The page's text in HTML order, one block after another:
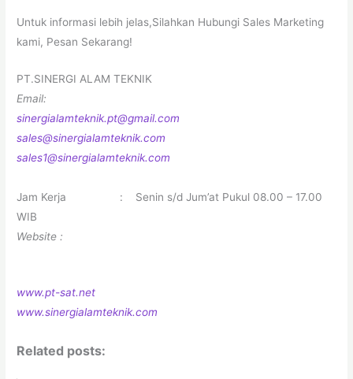
Untuk informasi lebih jelas,Silahkan Hubungi Sales Marketing
kami, Pesan Sekarang!
PT.SINERGI ALAM TEKNIK
Email:
sinergialamteknik.pt@gmail.com
sales@sinergialamteknik.com
sales1@sinergialamteknik.com
Jam Kerja : Senin s/d Jum’at Pukul 08.00 – 17.00
WIB
Website :
www.pt-sat.net
www.sinergialamteknik.com
Related posts: